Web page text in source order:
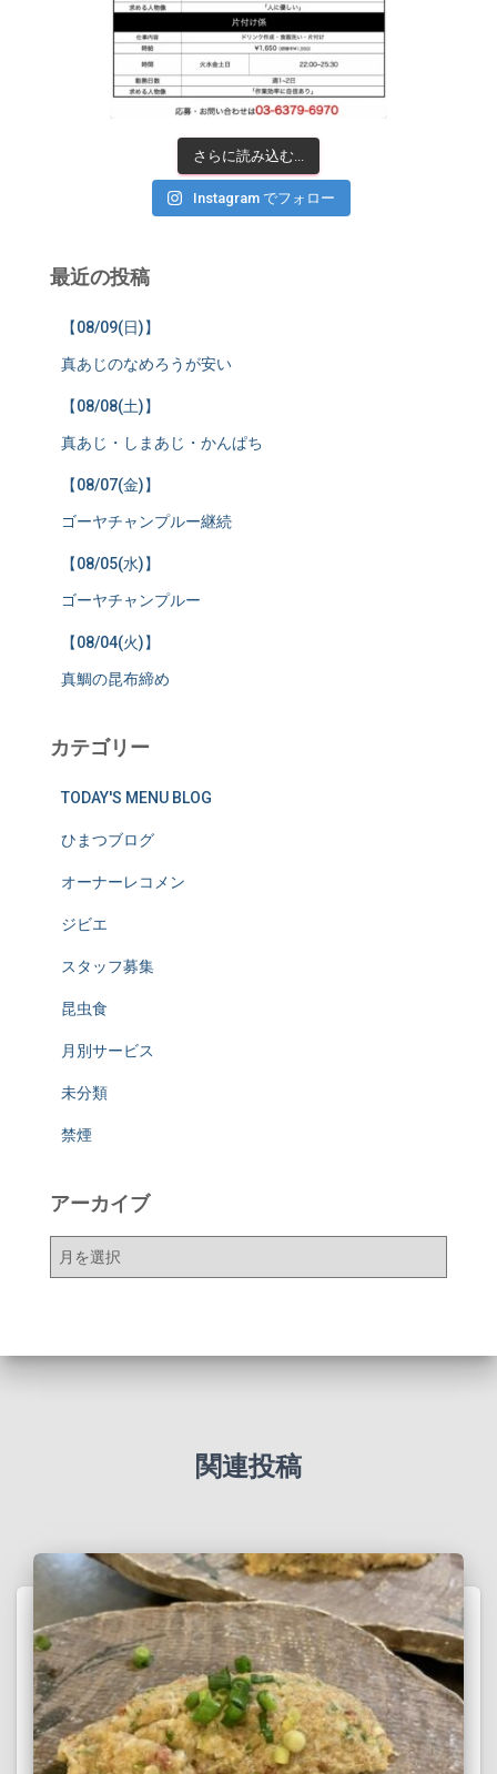
さらに読み込む...
Instagram でフォロー
最近の投稿
【08/09(日)】
真あじのなめろうが安い
【08/08(土)】
真あじ・しまあじ・かんぱち
【08/07(金)】
ゴーヤチャンプルー継続
【08/05(水)】
ゴーヤチャンプルー
【08/04(火)】
真鯛の昆布締め
カテゴリー
TODAY'S MENU BLOG
ひまつブログ
オーナーレコメン
ジビエ
スタッフ募集
昆虫食
月別サービス
未分類
禁煙
アーカイブ
ア
関連投稿